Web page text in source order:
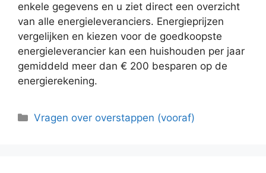
enkele gegevens en u ziet direct een overzicht
van alle energieleveranciers. Energieprijzen
vergelijken en kiezen voor de goedkoopste
energieleverancier kan een huishouden per jaar
gemiddeld meer dan € 200 besparen op de
energierekening.
Categorieën
Vragen over overstappen (vooraf)